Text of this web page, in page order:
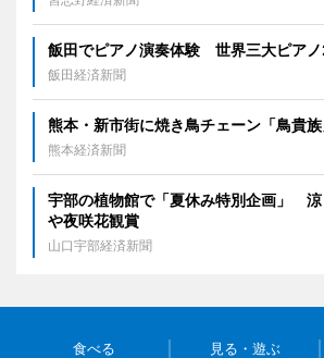
飯田でピアノ演奏体験 世界三大ピア
飯田経済新聞
熊本・新市街に焼き鳥チェーン「鳥貴
熊本経済新聞
宇部の植物館で「夏休み特別企画」 涼
や夜咲花観賞
山口宇部経済新聞
食べる 見る・遊ぶ